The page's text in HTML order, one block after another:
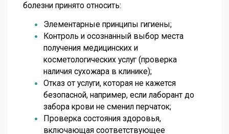
болезни принято относить:
Элементарные принципы гигиены;
Контроль и осознанный выбор места
получения медицинских и
косметологических услуг (проверка
наличия сухожара в клинике);
Отказ от услуги, которая не кажется
безопасной, например, если лаборант до
забора крови не сменил перчаток;
Проверка состояния здоровья,
включающая соответствующее